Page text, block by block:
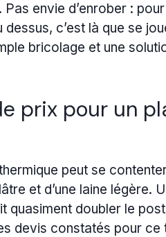
envie d’enrober :
c’est là que se
bricolage et une
prix pour un
peut se contenter
et d’une laine légère.
quasiment doubler le
devis constatés pour ce